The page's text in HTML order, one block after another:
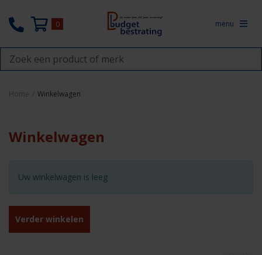
0 menu
Home Winkelwagen
Winkelwagen
Uw winkelwagen is leeg